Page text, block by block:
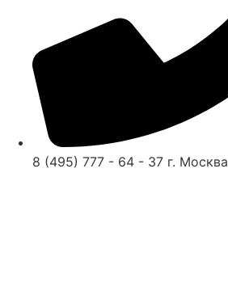
8 (495) 777 - 64 - 37 г. Москва